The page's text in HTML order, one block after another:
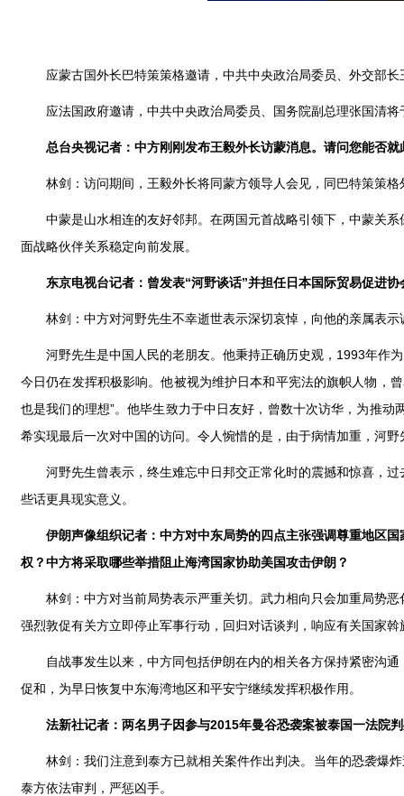
应蒙古国外长巴特策策格邀请，中共中央政治局委员、外交部
应法国政府邀请，中共中央政治局委员、国务院副总理张国清
总台央视记者：中方刚刚发布王毅外长访蒙消息。请问您能否
林剑：访问期间，王毅外长将同蒙方领导人会见，同巴特策策
中蒙是山水相连的友好邻邦。在两国元首战略引领下，中蒙关
面战略伙伴关系稳定向前发展。
东京电视台记者：曾发表“河野谈话”并担任日本国际贸易促进
林剑：中方对河野先生不幸逝世表示深切哀悼，向他的亲属表示
河野先生是中国人民的老朋友。他秉持正确历史观，1993年作
今日仍在发挥积极影响。他被视为维护日本和平宪法的旗帜人物，
也是我们的理想”。他毕生致力于中日友好，曾数十次访华，为推
希实现最后一次对中国的访问。令人惋惜的是，由于病情加重，河
河野先生曾表示，终生难忘中日邦交正常化时的震撼和惊喜，
些话更具现实意义。
伊朗声像组织记者：中方对中东局势的四点主张强调尊重地区
权？中方将采取哪些举措阻止海湾国家协助美国攻击伊朗？
林剑：中方对当前局势表示严重关切。武力相向只会加重局势
强烈敦促有关方立即停止军事行动，回归对话谈判，响应有关国家
自战事发生以来，中方同包括伊朗在内的相关各方保持紧密沟
促和，为早日恢复中东海湾地区和平安宁继续发挥积极作用。
法新社记者：两名男子因参与2015年曼谷恐袭案被泰国一法院
林剑：我们注意到泰方已就相关案件作出判决。当年的恐袭爆
泰方依法审判，严惩凶手。